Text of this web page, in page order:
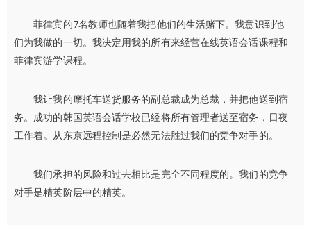
菲律宾的7名教师也随着我把他们的生活赌下。我意识到他
们为我做的一切。我决定用我的所有来经营在线英语会话课程和
菲律宾游学课程。
我让我的摩托车送货服务的副总裁成为总裁，并把他送到宿
务。成功的韩国英语会话学校已经将所有管理者送至宿务，日夜
工作着。从东京远程控制是必然无法胜过我们的竞争对手的。
我们承担的风险和过去相比是完全不同程度的。我们的竞争
对手是精英阶层中的精英。